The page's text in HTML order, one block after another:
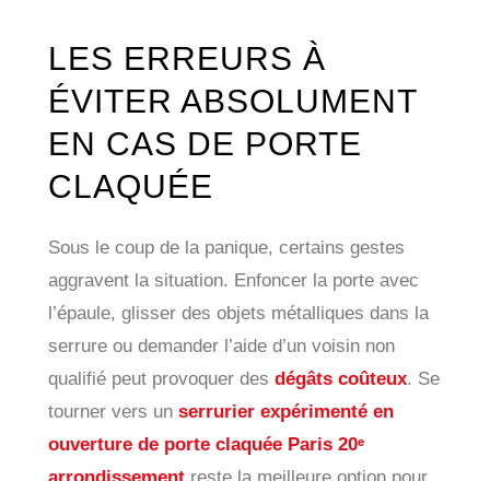
LES ERREURS À
ÉVITER ABSOLUMENT
EN CAS DE PORTE
CLAQUÉE
Sous le coup de la panique, certains gestes
aggravent la situation. Enfoncer la porte avec
l’épaule, glisser des objets métalliques dans la
serrure ou demander l’aide d’un voisin non
qualifié peut provoquer des dégâts coûteux. Se
tourner vers un serrurier expérimenté en
ouverture de porte claquée Paris 20ᵉ